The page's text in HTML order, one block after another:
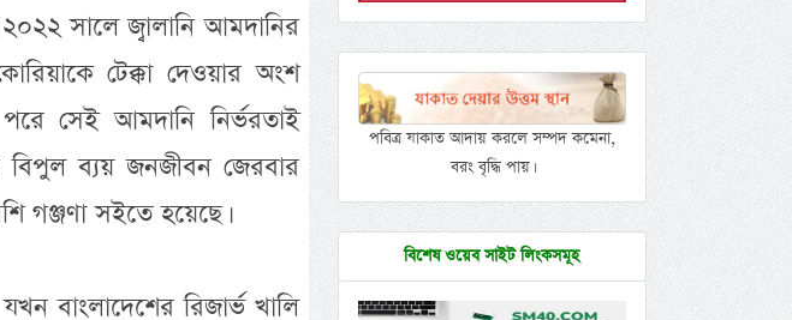
সালে জ্বালানি আমদানির
টেক্কা দেওয়ার অংশ
সেই আমদানি নির্ভরতাই
বিপুল ব্যয় জনজীবন জেরবার
গঞ্জণা সইতে হয়েছে।
বাংলাদেশের রিজার্ভ খালি
পবিত্র যাকাত আদায় করলে সম্পদ কমেনা,
বরং বৃদ্ধি পায়।
বিশেষ ওয়েব সাইট লিংকসমূহ